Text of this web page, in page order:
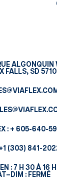
ALGONQUIN
FALLS, SD
: + 605-640-
(303) 841-
: 7 H 30 À 16
: FERMÉ